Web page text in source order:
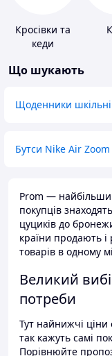
Кросівки та
кеди
Що шукають
Щоденники шкільні
Бутси Nike Air
Prom —
покупців
цуциків до
країни продають
товарів в одному
Великий
потреби
Тут найнижчі ціни
так кажуть самі
Порівнюйте